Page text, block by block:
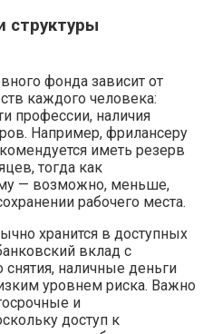
структуры
фонда зависит от
каждого человека:
профессии, наличия
Например, фрилансеру
иметь резерв
тогда как
— возможно, меньше,
рабочего места.
хранится в доступных
вклад с
наличные деньги
уровнем риска. Важно
и
доступ к